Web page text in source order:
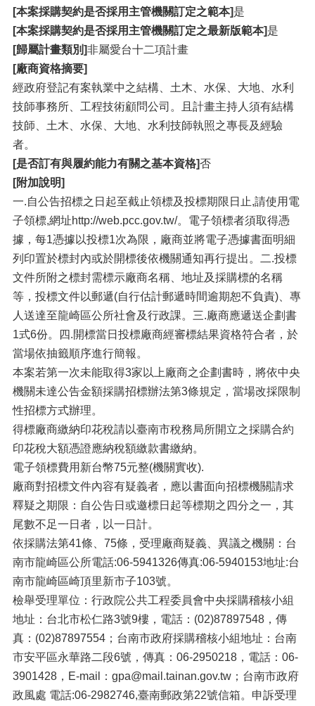
[本案採購契約是否採用主管機關訂定之範本]是
[本案採購契約是否採用主管機關訂定之最新版範本]是
[歸屬計畫類別]非屬愛台十二項計畫
[廠商資格摘要]
經政府登記有案執業中之結構、土木、水保、大地、水利
技師事務所、工程技術顧問公司。且計畫主持人須有結構
技師、土木、水保、大地、水利技師執照之專長及經驗
者。
[是否訂有與履約能力有關之基本資格]否
[附加說明]
一.自公告招標之日起至截止領標及投標期限日止,請使用電
子領標,網址http://web.pcc.gov.tw/。電子領標者須取得憑
據，每1憑據以投標1次為限，廠商並將電子憑據書面明細
列印置於標封內或於開標後依機關通知再行提出。二.投標
文件所附之標封需標示廠商名稱、地址及採購標的名稱
等，投標文件以郵遞(自行估計郵遞時間逾期恕不負責)、專
人送達至龍崎區公所社會及行政課。三.廠商應遞送企劃書
1式6份。四.開標當日投標廠商經審標結果資格符合者，於
當場依抽籤順序進行簡報。
本案若第一次未能取得3家以上廠商之企劃書時，將依中央
機關未達公告金額採購招標辦法第3條規定，當場改採限制
性招標方式辦理。
得標廠商繳納印花稅請以臺南市稅務局所開立之採購合約
印花稅大額憑證應納稅額繳款書繳納。
電子領標費用新台幣75元整(機關實收).
廠商對招標文件內容有疑義者，應以書面向招標機關請求
釋疑之期限：自公告日或邀標日起等標期之四分之一，其
尾數不足一日者，以一日計。
依採購法第41條、75條，受理廠商疑義、異議之機關：台
南市龍崎區公所電話:06-5941326傳真:06-5940153地址:台
南市龍崎區崎頂里新市子103號。
檢舉受理單位：行政院公共工程委員會中央採購稽核小組
地址：台北市松仁路3號9樓，電話：(02)87897548，傳
真：(02)87897554；台南市政府採購稽核小組地址：台南
市安平區永華路二段6號，傳真：06-2950218，電話：06-
3901428，E-mail：gpa@mail.tainan.gov.tw；台南市政府
政風處 電話:06-2982746,臺南郵政第22號信箱。申訴受理